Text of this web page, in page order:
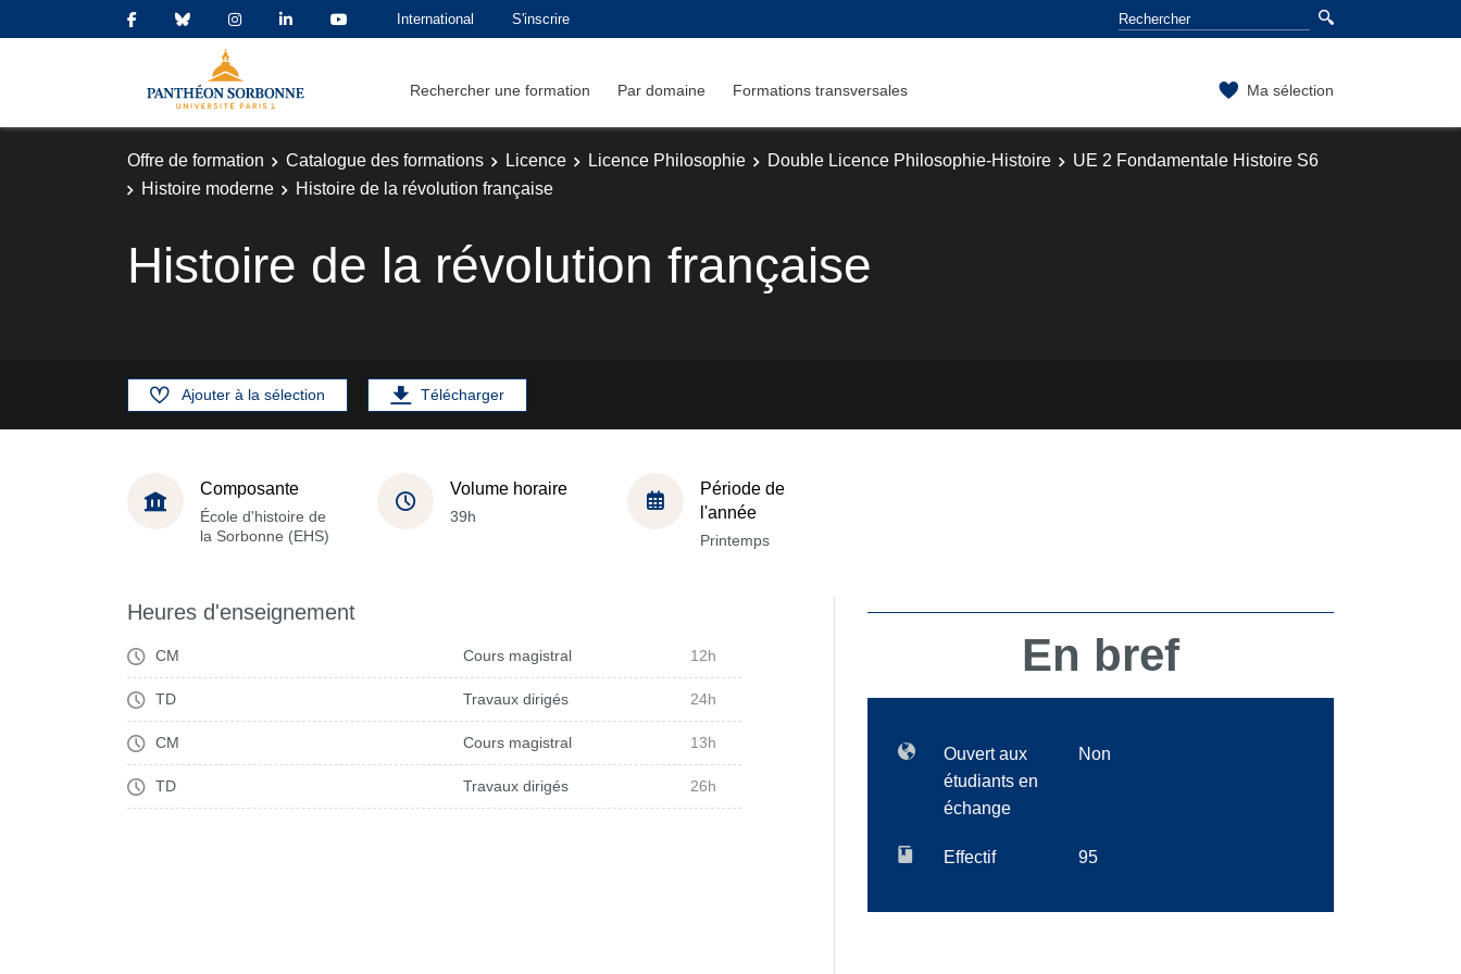
International S'inscrire
Rechercher une formation Par domaine Formations transversales Ma sélection
Offre de formation Catalogue des formations Licence Licence Philosophie Double Licence Philosophie-Histoire
UE 2 Fondamentale Histoire S6
Histoire moderne
Histoire de la révolution française
Histoire de la révolution française
Ajouter à la sélection Télécharger
Composante
École d'histoire de
la Sorbonne (EHS)
Volume horaire
39h
Période de
l'année
Printemps
Heures d'enseignement
CM Cours magistral 12h
TD Travaux dirigés 24h
CM Cours magistral 13h
TD Travaux dirigés 26h
En bref
Ouvert aux
étudiants en
échange
Non
Effectif 95